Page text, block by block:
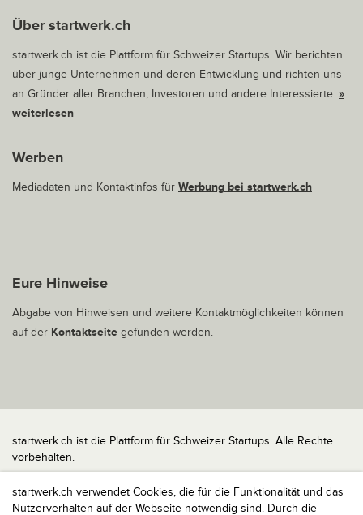
startwerk.ch verwendet Cookies, die für die Funktionalität und das
Nutzerverhalten auf der Webseite notwendig sind. Durch die
Über startwerk.ch
startwerk.ch ist die Plattform für Schweizer Startups. Wir berichten
über junge Unternehmen und deren Entwicklung und richten uns
an Gründer aller Branchen, Investoren und andere Interessierte. »
weiterlesen
Werben
Mediadaten und Kontaktinfos für Werbung bei startwerk.ch
Eure Hinweise
Abgabe von Hinweisen und weitere Kontaktmöglichkeiten können
auf der Kontaktseite gefunden werden.
startwerk.ch ist die Plattform für Schweizer Startups. Alle Rechte
vorbehalten.
Impressum
Kontakt